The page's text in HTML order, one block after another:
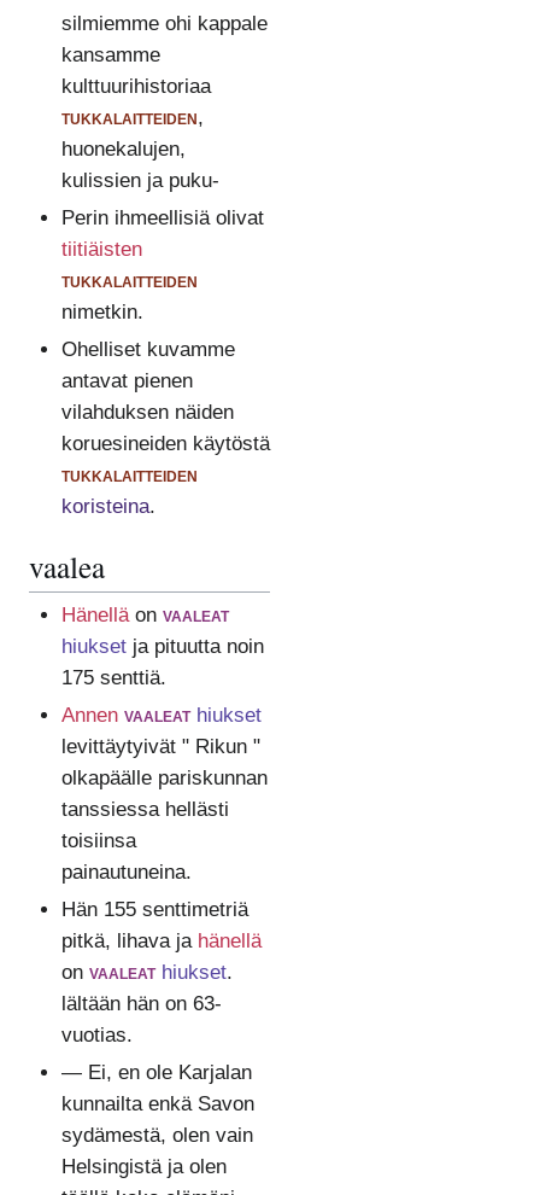
silmiemme ohi kappale
kansamme
kulttuurihistoriaa
tukkalaitteiden,
huonekalujen,
kulissien ja puku-
Perin ihmeellisiä olivat
tiitiäisten
tukkalaitteiden
nimetkin.
Ohelliset kuvamme
antavat pienen
vilahduksen näiden
koruesineiden käytöstä
tukkalaitteiden
koristeina.
vaalea
Hänelläon vaaleat
hiuksetja pituutta noin
175 senttiä.
Annen vaaleat hiukset
levittäytyivät " Rikun "
olkapäälle pariskunnan
tanssiessa hellästi
toisiinsa
painautuneina.
Hän 155 senttimetriä
pitkä, lihava ja hänellä
on vaaleat hiukset.
lältään hän on 63-
vuotias.
— Ei, en ole Karjalan
kunnailta enkä Savon
sydämestä, olen vain
Helsingistä ja olen